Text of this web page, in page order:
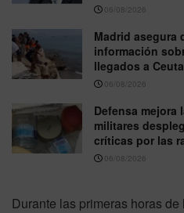
06/08/2026
Madrid asegura
información
llegados a Ceuta
06/08/2026
Defensa mejora
militares
críticas por las
06/08/2026
Durante las primeras horas